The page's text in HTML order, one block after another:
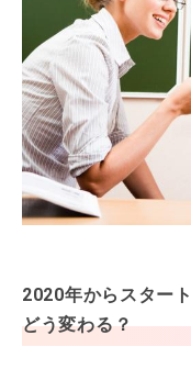
2020年からスター
どう変わる？